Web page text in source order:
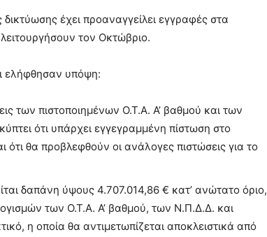
έχει προαναγγείλει εγγραφές στα
τον Οκτώβριο.
ελήφθησαν υπόψη:
των πιστοποιημένων Ο.Τ.Α. Α’ βαθμού και των
ότι υπάρχει εγγεγραμμένη πίστωση στο
ότι θα προβλεφθούν οι ανάλογες πιστώσεις για το
δαπάνη ύψους 4.707.014,86 € κατ’ ανώτατο όριο,
των Ο.Τ.Α. Α’ βαθμού, των Ν.Π.Δ.Δ. και
η οποία θα αντιμετωπίζεται αποκλειστικά από